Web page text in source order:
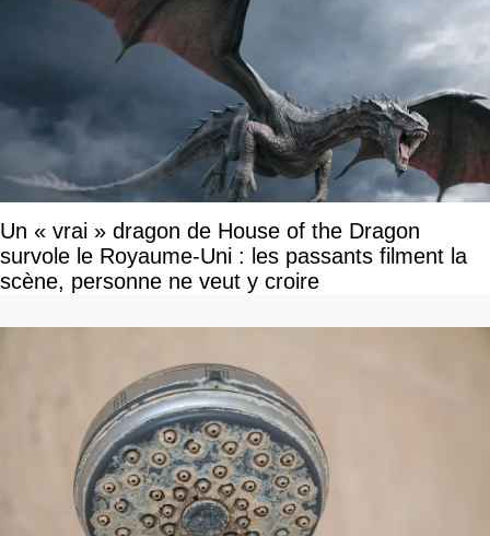
Un « vrai » dragon de House of the Dragon
survole le Royaume-Uni : les passants filment la
scène, personne ne veut y croire